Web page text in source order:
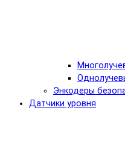
Энкодеры
Датчики уровня